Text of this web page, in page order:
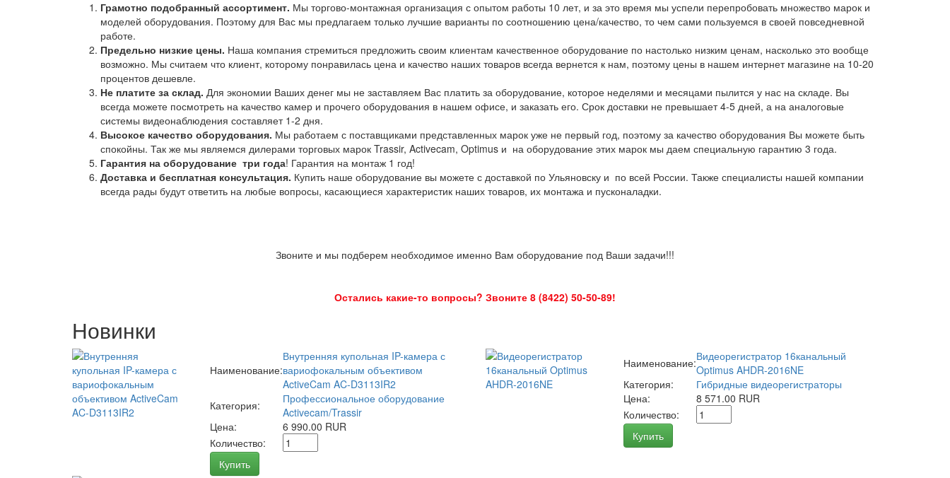
Грамотно подобранный ассортимент. Мы торгово-монтажная организация с опытом работы 10 лет, и за это время мы успели перепробовать множество марок и
моделей оборудования. Поэтому для Вас мы предлагаем только лучшие варианты по соотношению цена/качество, то чем сами пользуемся в своей повседневной
работе.
Предельно низкие цены. Наша компания стремиться предложить своим клиентам качественное оборудование по настолько низким ценам, насколько это вообще
возможно. Мы считаем что клиент, которому понравилась цена и качество наших товаров всегда вернется к нам, поэтому цены в нашем интернет магазине на 10-20
процентов дешевле.
Не платите за склад. Для экономии Ваших денег мы не заставляем Вас платить за оборудование, которое неделями и месяцами пылится у нас на складе. Вы
всегда можете посмотреть на качество камер и прочего оборудования в нашем офисе, и заказать его. Срок доставки не превышает 4-5 дней, а на аналоговые
системы видеонаблюдения составляет 1-2 дня.
Высокое качество оборудования. Мы работаем с поставщиками представленных марок уже не первый год, поэтому за качество оборудования Вы можете быть
спокойны. Так же мы являемся дилерами торговых марок Trassir, Activecam, Optimus и на оборудование этих марок мы даем специальную гарантию 3 года.
Гарантия на оборудование три года! Гарантия на монтаж 1 год!
Доставка и бесплатная консультация. Купить наше оборудование вы можете с доставкой по Ульяновску и по всей России. Также специалисты нашей компании
всегда рады будут ответить на любые вопросы, касающиеся характеристик наших товаров, их монтажа и пусконаладки.
Звоните и мы подберем необходимое именно Вам оборудование под Ваши задачи!!!
Остались какие-то вопросы? Звоните 8 (8422) 50-50-89!
Новинки
Наименование:
Внутренняя купольная IP-камера с
вариофокальным объективом
ActiveCam AC-D3113IR2
Категория:
Профессиональное оборудование
Activecam/Trassir
Цена:
6 990.00 RUR
Количество:
Купить
Наименование:Видеорегистратор 16канальный
Optimus AHDR-2016NE
Категория:
Гибридные видеорегистраторы
Цена:
8 571.00 RUR
Количество:
Купить